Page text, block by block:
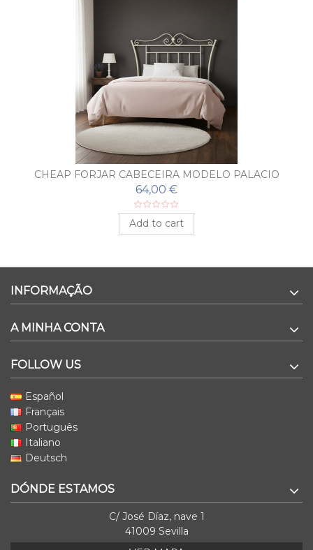
CHEAP FORJAR CABECEIRA MODELO PALACIO
64,00 €
Add to cart
INFORMAÇÃO
A MINHA CONTA
FOLLOW US
Español
Français
Português
Italiano
Deutsch
DÓNDE ESTAMOS
C/ José Díaz, nave 1
41009 Sevilla